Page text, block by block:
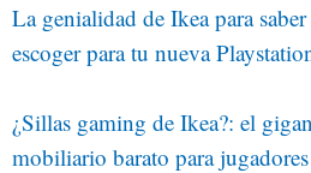
La genialidad de Ikea para
escoger para tu nueva
¿Sillas gaming de Ikea?: el
mobiliario barato para jugadores